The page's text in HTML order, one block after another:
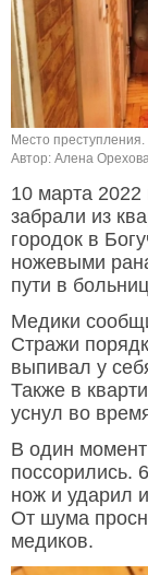
Место преступления.
Автор: Алена
10 марта
забрали из
городок в
ножевыми
пути в
Медики
Стражи
выпивал у
Также в
уснул во
В один
поссорились.
нож и ударил
От шума
медиков.